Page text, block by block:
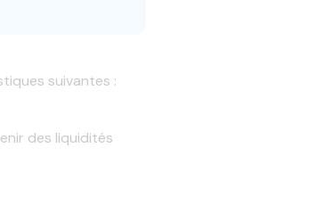
suivantes :
des liquidités